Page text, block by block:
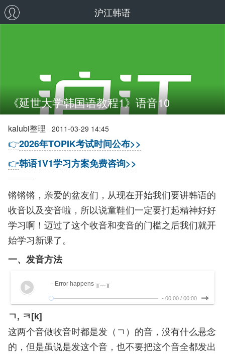
沪江韩语
《延世大学韩国语教程1》语音10
kalubi整理 2011-03-29 14:45
👉2026年TOPIK考试时间公布>>
👉韩语1V1学习方案免费咨询>>
锵锵锵，亲爱的盆友们，从现在开始我们要讲韩语的
收音以及变音啦，所以说童鞋们一定要打起精神好好
学习啊！迈过了这个收音和变音的门槛之后我们就开
始学习新课了。
一、发音方法
- Error happens ╥﹏╥
- 00:00 / 00:00
ㄱ, ㅋ[k]
这两个音做收音时都是发（ㄱ）的音，没有什么悬念
的，但是虽说是发这个音，也不要把这个音全都发出